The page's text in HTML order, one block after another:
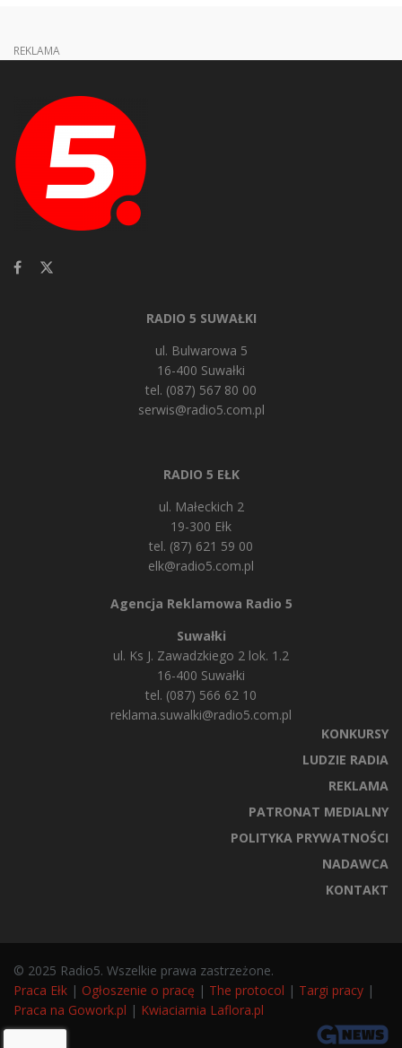
REKLAMA
RADIO 5 SUWAŁKI
ul. Bulwarowa 5
16-400 Suwałki
tel. (087) 567 80 00
serwis@radio5.com.pl
RADIO 5 EŁK
ul. Małeckich 2
19-300 Ełk
tel. (87) 621 59 00
elk@radio5.com.pl
Agencja Reklamowa Radio 5
Suwałki
ul. Ks J. Zawadzkiego 2 lok. 1.2
16-400 Suwałki
tel. (087) 566 62 10
reklama.suwalki@radio5.com.pl
KONKURSY
LUDZIE RADIA
REKLAMA
PATRONAT MEDIALNY
POLITYKA PRYWATNOŚCI
NADAWCA
KONTAKT
© 2025 Radio5. Wszelkie prawa zastrzeżone.
Praca Ełk | Ogłoszenie o pracę | The protocol | Targi pracy |
Praca na Gowork.pl | Kwiaciarnia Laflora.pl